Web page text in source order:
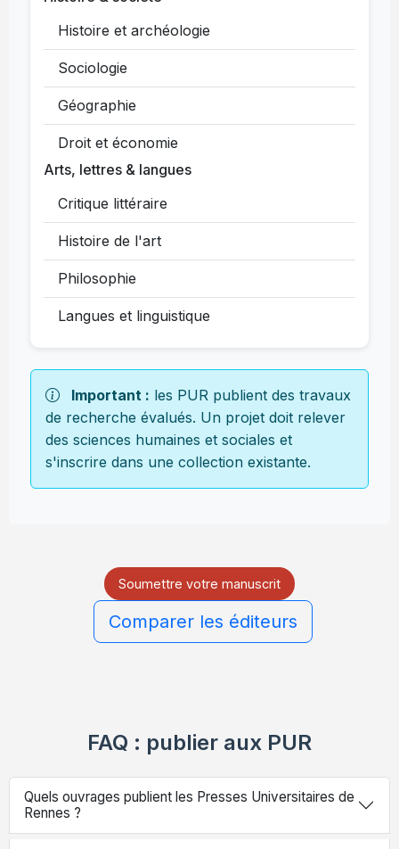
Histoire et archéologie
Sociologie
Géographie
Droit et économie
Arts, lettres & langues
Critique littéraire
Histoire de l'art
Philosophie
Langues et linguistique
Important : les PUR publient des travaux
de recherche évalués. Un projet doit relever
des sciences humaines et sociales et
s'inscrire dans une collection existante.
Soumettre votre manuscrit
Comparer les éditeurs
FAQ : publier aux PUR
Quels ouvrages publient les Presses Universitaires de
Rennes ?